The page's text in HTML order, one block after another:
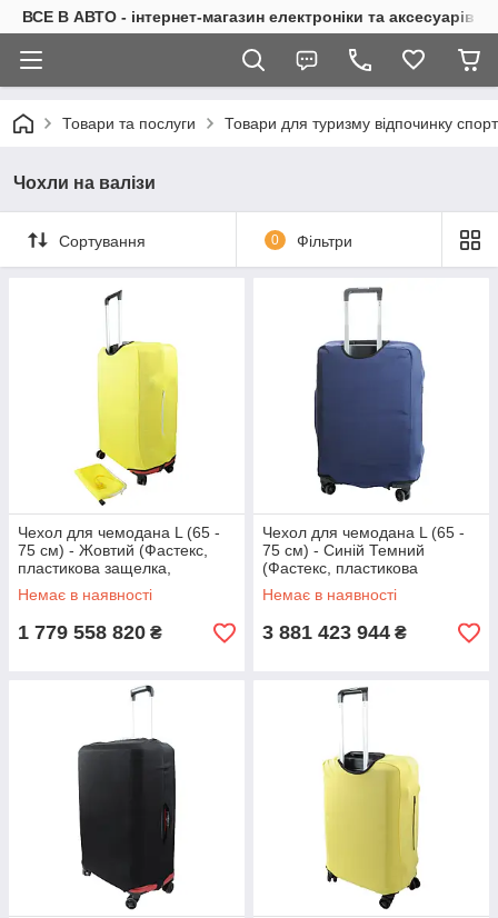
ВСЕ В АВТО - інтернет-магазин електроніки та аксесуарів в
Товари та послуги Товари для туризму відпочинку
Чохли на валізи
Сортування 0 Фільтри
Чехол для чемодана L (65 -
75 см) - Жовтий (Фастекс,
пластикова защелка,
сумочка)
Немає в наявності
1 779 558 820 ₴
Чехол для чемодана L (65 -
75 см) - Синій Темний
(Фастекс, пластикова
защелка, сумочка)
Немає в наявності
3 881 423 944 ₴